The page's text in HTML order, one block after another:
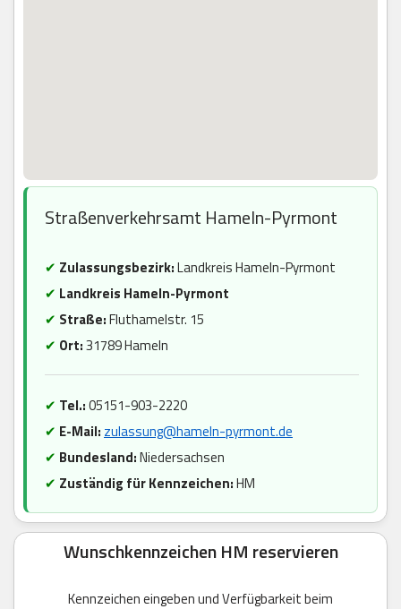
Straßenverkehrsamt Hameln-Pyrmont
✔ Zulassungsbezirk:Landkreis Hameln-Pyrmont
✔ Landkreis Hameln-Pyrmont
✔ Straße:Fluthamelstr. 15
✔ Ort:31789 Hameln
✔ Tel.:05151-903-2220
✔ E-Mail: zulassung@hameln-pyrmont.de
✔ Bundesland:Niedersachsen
✔ Zuständig für Kennzeichen:HM
Wunschkennzeichen HM reservieren
Kennzeichen eingeben und Verfügbarkeit beim